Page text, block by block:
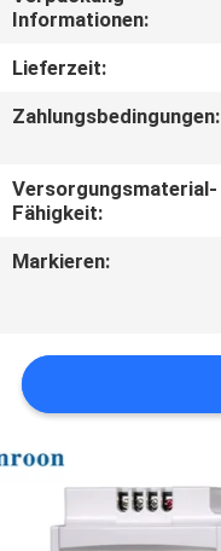
REFERENZEN
SITEMAP
PRIVACY
POLICY
Informationen:
Lieferzeit:
Zahlungsbedingungen:
Versorgungsmaterial-
Fähigkeit:
Markieren: